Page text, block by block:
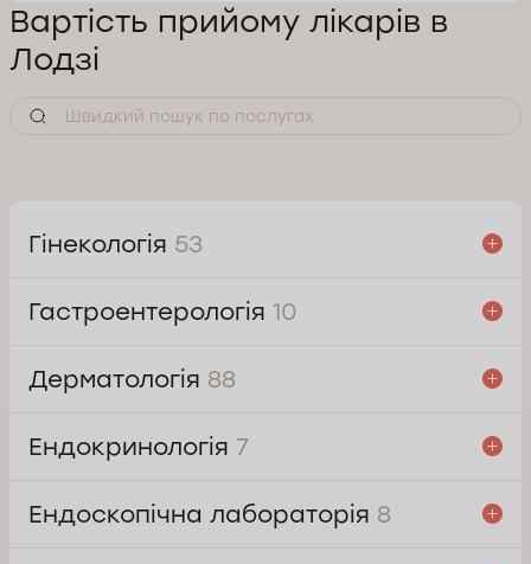
Вартість прийому лікарів в
Лодзі
Гінекологія 53
Гастроентерологія 10
Дерматологія 88
Ендокринологія 7
Ендоскопічна лабораторія 8